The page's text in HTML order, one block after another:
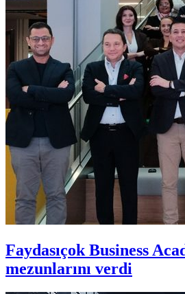
Faydasıçok Business
mezunlarını verdi